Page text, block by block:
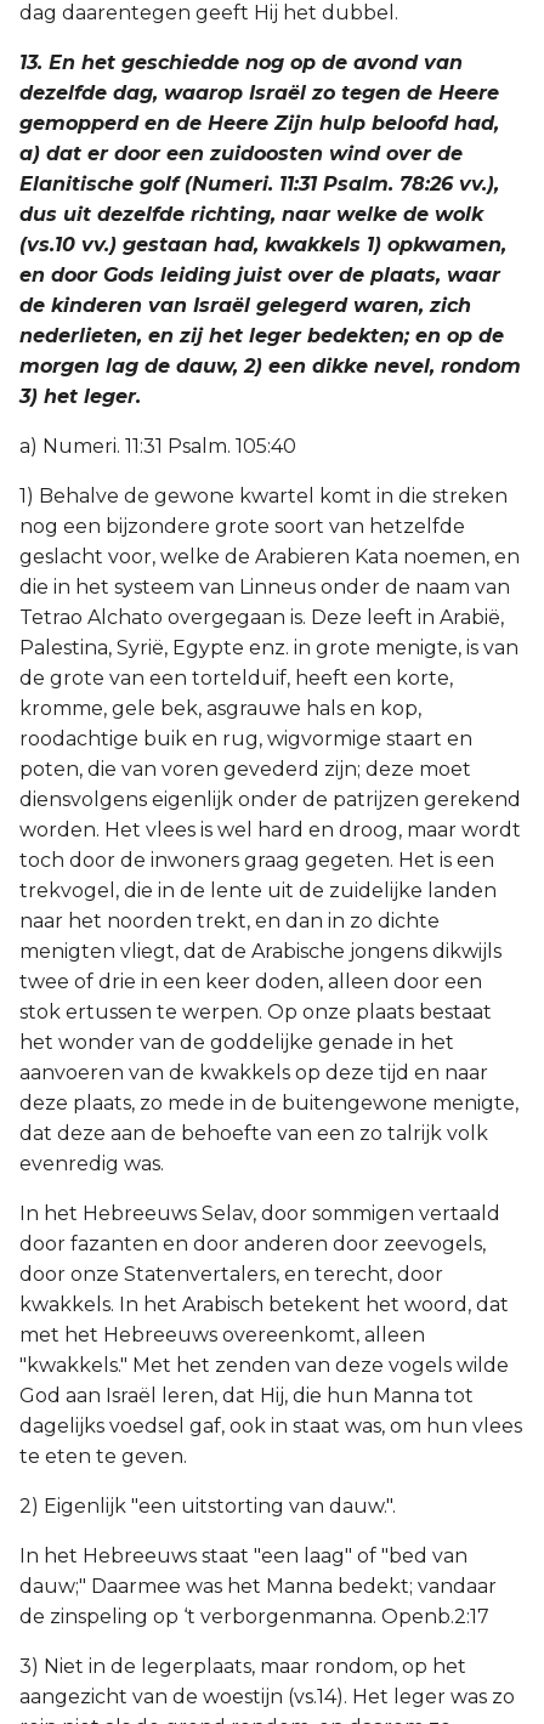
dag daarentegen geeft Hij het dubbel.
13. En het geschiedde nog op de avond van
dezelfde dag, waarop Israël zo tegen de Heere
gemopperd en de Heere Zijn hulp beloofd had,
a) dat er door een zuidoosten wind over de
Elanitische golf (Numeri. 11:31 Psalm. 78:26 vv.),
dus uit dezelfde richting, naar welke de wolk
(vs.10 vv.) gestaan had, kwakkels 1) opkwamen,
en door Gods leiding juist over de plaats, waar
de kinderen van Israël gelegerd waren, zich
nederlieten, en zij het leger bedekten; en op de
morgen lag de dauw, 2) een dikke nevel, rondom
3) het leger.
a) Numeri. 11:31 Psalm. 105:40
1) Behalve de gewone kwartel komt in die streken
nog een bijzondere grote soort van hetzelfde
geslacht voor, welke de Arabieren Kata noemen, en
die in het systeem van Linneus onder de naam van
Tetrao Alchato overgegaan is. Deze leeft in Arabië,
Palestina, Syrië, Egypte enz. in grote menigte, is van
de grote van een tortelduif, heeft een korte,
kromme, gele bek, asgrauwe hals en kop,
roodachtige buik en rug, wigvormige staart en
poten, die van voren gevederd zijn; deze moet
diensvolgens eigenlijk onder de patrijzen gerekend
worden. Het vlees is wel hard en droog, maar wordt
toch door de inwoners graag gegeten. Het is een
trekvogel, die in de lente uit de zuidelijke landen
naar het noorden trekt, en dan in zo dichte
menigten vliegt, dat de Arabische jongens dikwijls
twee of drie in een keer doden, alleen door een
stok ertussen te werpen. Op onze plaats bestaat
het wonder van de goddelijke genade in het
aanvoeren van de kwakkels op deze tijd en naar
deze plaats, zo mede in de buitengewone menigte,
dat deze aan de behoefte van een zo talrijk volk
evenredig was.
In het Hebreeuws Selav, door sommigen vertaald
door fazanten en door anderen door zeevogels,
door onze Statenvertalers, en terecht, door
kwakkels. In het Arabisch betekent het woord, dat
met het Hebreeuws overeenkomt, alleen
"kwakkels." Met het zenden van deze vogels wilde
God aan Israël leren, dat Hij, die hun Manna tot
dagelijks voedsel gaf, ook in staat was, om hun vlees
te eten te geven.
2) Eigenlijk "een uitstorting van dauw.".
In het Hebreeuws staat "een laag" of "bed van
dauw;" Daarmee was het Manna bedekt; vandaar
de zinspeling op ‘t verborgenmanna. Openb.2:17
3) Niet in de legerplaats, maar rondom, op het
aangezicht van de woestijn (vs.14). Het leger was zo